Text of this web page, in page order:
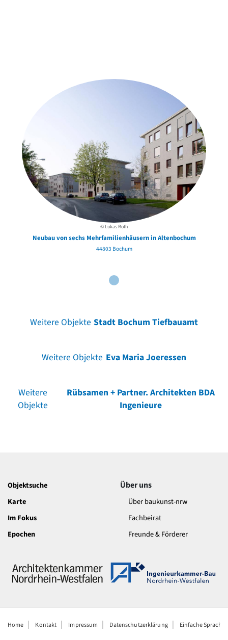
© Lukas Roth
Neubau von sechs Mehrfamilienhäusern in Altenbochum
44803 Bochum
Weitere Objekte Stadt Bochum Tiefbauamt
Weitere Objekte Eva Maria Joeressen
Weitere
Objekte
Rübsamen + Partner. Architekten BDA
Ingenieure
Objektsuche
Karte
Im Fokus
Epochen
Über uns
Über baukunst-nrw
Fachbeirat
Freunde & Förderer
Home Kontakt Impressum Datenschutzerklärung Einfache Sprache